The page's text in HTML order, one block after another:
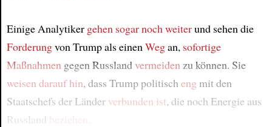
Einige Analytiker gehen sogar noch weiterund sehen die
Forderungvon Trump als einen Wegan, sofortige
Maßnahmen gegen Russlandvermeiden zu können. Sie
weisen darauf hin, dass Trump politisch eng mit den
Staatschefs der Länder verbunden ist, die noch Energie aus
Russland beziehen